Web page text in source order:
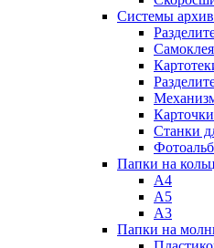
Системы
Станки
Папки на
А4
А5
А3
Папки на